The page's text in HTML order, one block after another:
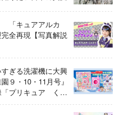
「キュアアルカ
全再現【写真解説
ぎる洗濯機に大興
９・10・11月号』
「プリキュア くる